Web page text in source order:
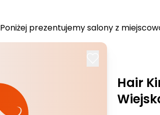
Poniżej prezentujemy salony z
Hair